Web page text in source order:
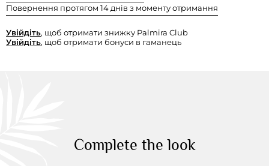
Повернення протягом 14 днів з моменту отримання
Увійдіть, щоб отримати знижку Palmira Club
Увійдіть, щоб отримати бонуси в гаманець
Complete the look